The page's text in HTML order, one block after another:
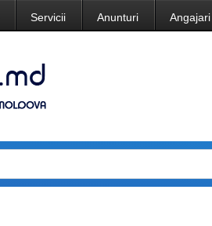
Servicii Anunturi Angajari